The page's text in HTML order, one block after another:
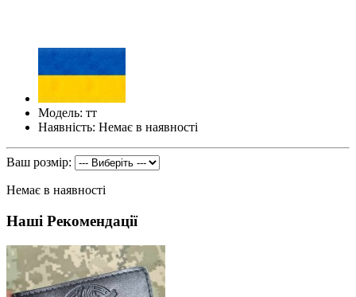
Модель: тт
Наявність: Немає в наявності
Ваш розмір:
Немає в наявності
Наші Рекомендації